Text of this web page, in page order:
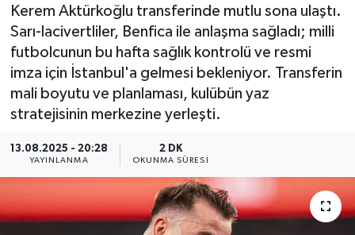
Kerem Aktürkoğlu transferinde mutlu sona ulaştı.
Sarı-lacivertliler, Benfica ile anlaşma sağladı; milli
futbolcunun bu hafta sağlık kontrolü ve resmi
imza için İstanbul'a gelmesi bekleniyor. Transferin
mali boyutu ve planlaması, kulübün yaz
stratejisinin merkezine yerleşti.
13.08.2025 - 20:28
YAYINLANMA
2 DK
OKUNMA SÜRESI
KÜLTÜR SANAT
MAGAZİN
YEREL